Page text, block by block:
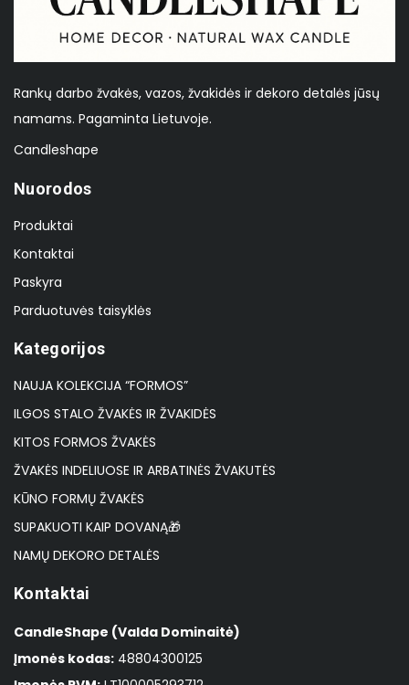
Rankų darbo žvakės, vazos, žvakidės ir dekoro detalės jūsų
namams. Pagaminta Lietuvoje.
Candleshape
Nuorodos
Produktai
Kontaktai
Paskyra
Parduotuvės taisyklės
Kategorijos
NAUJA KOLEKCIJA “FORMOS”
ILGOS STALO ŽVAKĖS IR ŽVAKIDĖS
KITOS FORMOS ŽVAKĖS
ŽVAKĖS INDELIUOSE IR ARBATINĖS ŽVAKUTĖS
KŪNO FORMŲ ŽVAKĖS
SUPAKUOTI KAIP DOVANĄ🎁
NAMŲ DEKORO DETALĖS
Kontaktai
CandleShape (Valda Dominaitė)
Įmonės kodas: 48804300125